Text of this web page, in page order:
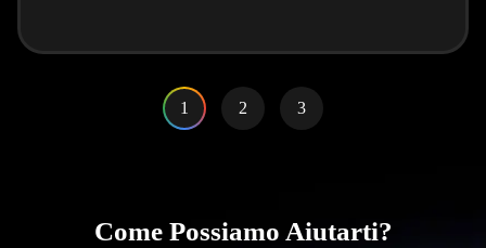
1 2 3
Come Possiamo Aiutarti?